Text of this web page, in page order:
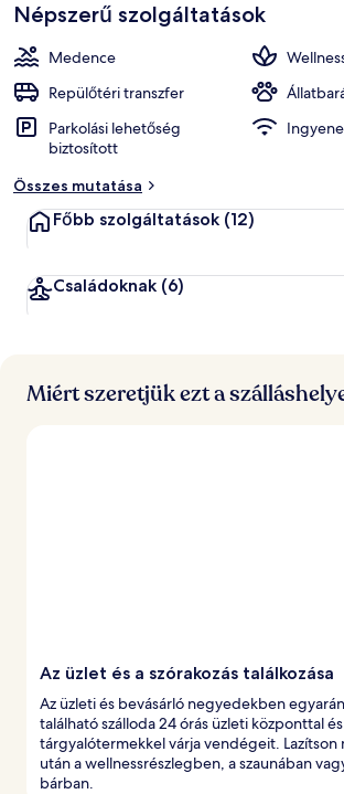
Népszerű szolgáltatások
Medence
Repülőtéri transzfer
Parkolási lehetőség
biztosított
Összes mutatása
Főbb szolgáltatások (12)
Családoknak (6)
Miért szeretjük ezt a
Az üzlet és a szórakozás találkozása
Az üzleti és bevásárló negyedekben
található szálloda 24 órás üzleti központtal és
tárgyalótermekkel várja vendégeit. Lazítson
után a wellnessrészlegben, a szaunában
bárban.